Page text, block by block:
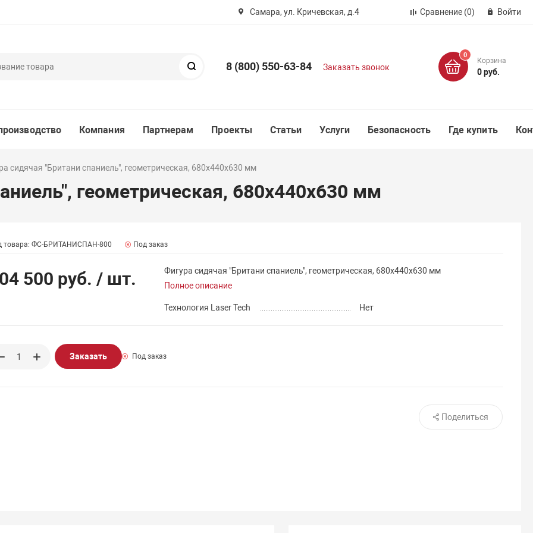
Самара, ул. Кричевская, д.4 Сравнение (0) Войти
8 (800) 550-63-84 Заказать звонок
0
Корзина
0 руб.
Компания Партнерам Проекты Статьи Услуги Безопасность Где купить
сидячая "Британи спаниель", геометрическая, 680х440х630 мм
геометрическая, 680х440х630 мм
товара: ФС-БРИТАНИСПАН-800 Под заказ
500 руб. / шт.
Фигура сидячая "Британи спаниель", геометрическая, 680х440х630 мм
Полное описание
Технология Laser Tech Нет
Заказать Под заказ
Поделиться